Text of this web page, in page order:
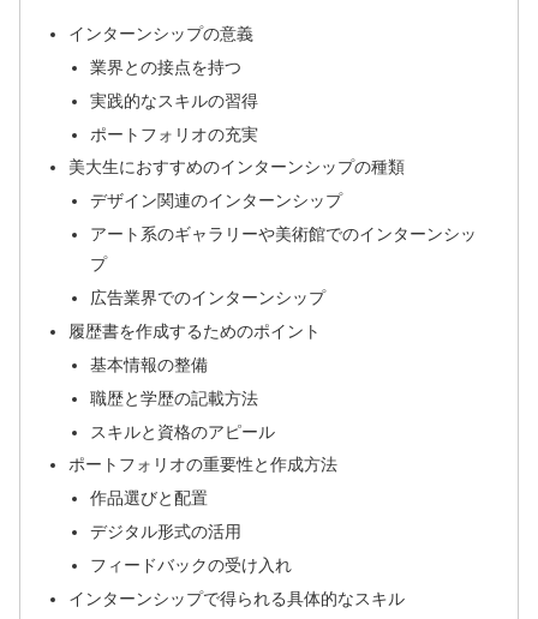
インターンシップの意義
業界との接点を持つ
実践的なスキルの習得
ポートフォリオの充実
美大生におすすめのインターンシップの種類
デザイン関連のインターンシップ
アート系のギャラリーや美術館でのインターンシッ
プ
広告業界でのインターンシップ
履歴書を作成するためのポイント
基本情報の整備
職歴と学歴の記載方法
スキルと資格のアピール
ポートフォリオの重要性と作成方法
作品選びと配置
デジタル形式の活用
フィードバックの受け入れ
インターンシップで得られる具体的なスキル